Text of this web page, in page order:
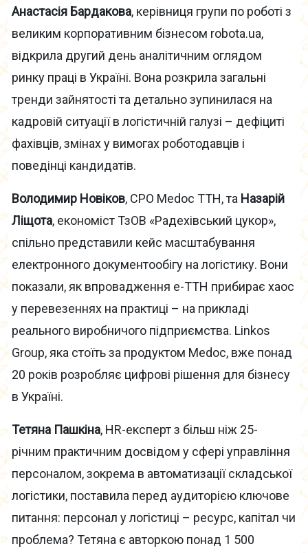
Анастасія Бардакова, керівниця групи по роботі з
великим корпоративним бізнесом robota.ua,
відкрила другий день аналітичним оглядом
ринку праці в Україні. Вона розкрила загальні
тренди зайнятості та детально зупинилася на
кадровій ситуації в логістичній галузі – дефіциті
фахівців, змінах у вимогах роботодавців і
поведінці кандидатів.
Володимир Новіков, CPO Medoc ТТН, та Назарій
Ліщота, економіст ТзОВ «Радехівський цукор»,
спільно представили кейс масштабування
електронного документообігу на логістику. Вони
показали, як впровадження е-ТТН прибирає хаос
у перевезеннях на практиці – на прикладі
реального виробничого підприємства. Linkos
Group, яка стоїть за продуктом Medoc, вже понад
20 років розробляє цифрові рішення для бізнесу
в Україні.
Тетяна Пашкіна, HR-експерт з більш ніж 25-
річним практичним досвідом у сфері управління
персоналом, зокрема в автоматизації складської
логістики, поставила перед аудиторією ключове
питання: персонал у логістиці – ресурс, капітал чи
проблема? Тетяна є авторкою понад 1 500